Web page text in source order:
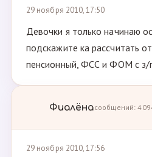
29 ноября 2010, 17:50
Девочки я только начинаю
подскажите ка рассчитать
пенсионный, ФСС и ФОМ с з/
Фиалёнасообщений:
29 ноября 2010, 17:56